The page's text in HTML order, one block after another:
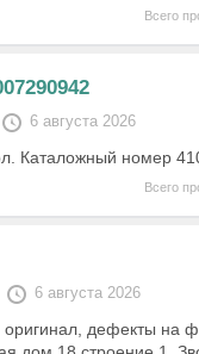
Всего
6 августа 2026
Каталожный номер
Всего
6 августа 2026
дефекты на